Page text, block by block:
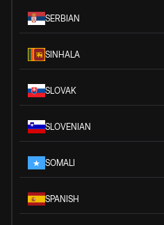
SERBIAN
SINHALA
SLOVAK
SLOVENIAN
SOMALI
SPANISH